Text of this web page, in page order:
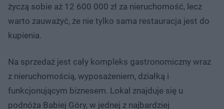
życzą sobie aż 12 600 000 zł za nieruchomość, lecz
warto zauważyć, że nie tylko sama restauracja jest do
kupienia.
Na sprzedaż jest cały kompleks gastronomiczny wraz
z nieruchomością, wyposażeniem, działką i
funkcjonującym biznesem. Lokal znajduje się u
podnóża Babiej Góry, w jednej z najbardziej